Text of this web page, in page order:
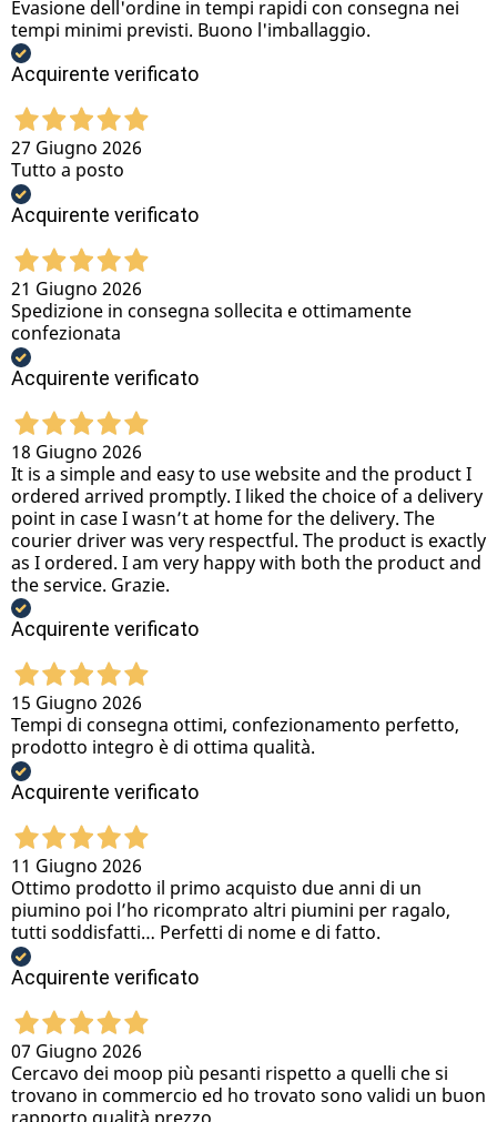
Evasione dell'ordine in tempi rapidi con consegna nei
tempi minimi previsti. Buono l'imballaggio.
Acquirente verificato
27 Giugno 2026
Tutto a posto
Acquirente verificato
21 Giugno 2026
Spedizione in consegna sollecita e ottimamente
confezionata
Acquirente verificato
18 Giugno 2026
It is a simple and easy to use website and the product I
ordered arrived promptly. I liked the choice of a delivery
point in case I wasn’t at home for the delivery. The
courier driver was very respectful. The product is exactly
as I ordered. I am very happy with both the product and
the service. Grazie.
Acquirente verificato
15 Giugno 2026
Tempi di consegna ottimi, confezionamento perfetto,
prodotto integro è di ottima qualità.
Acquirente verificato
11 Giugno 2026
Ottimo prodotto il primo acquisto due anni di un
piumino poi l’ho ricomprato altri piumini per ragalo,
tutti soddisfatti… Perfetti di nome e di fatto.
Acquirente verificato
07 Giugno 2026
Cercavo dei moop più pesanti rispetto a quelli che si
trovano in commercio ed ho trovato sono validi un buon